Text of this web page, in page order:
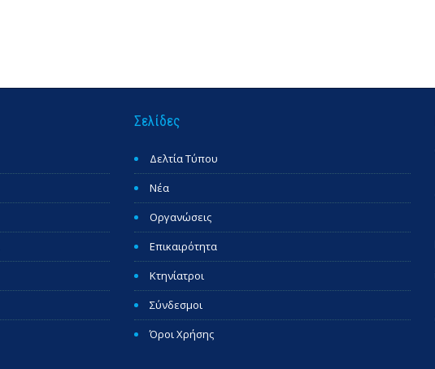
Σελίδες
Δελτία Τύπου
Νέα
Οργανώσεις
Επικαιρότητα
Κτηνίατροι
Σύνδεσμοι
Όροι Χρήσης